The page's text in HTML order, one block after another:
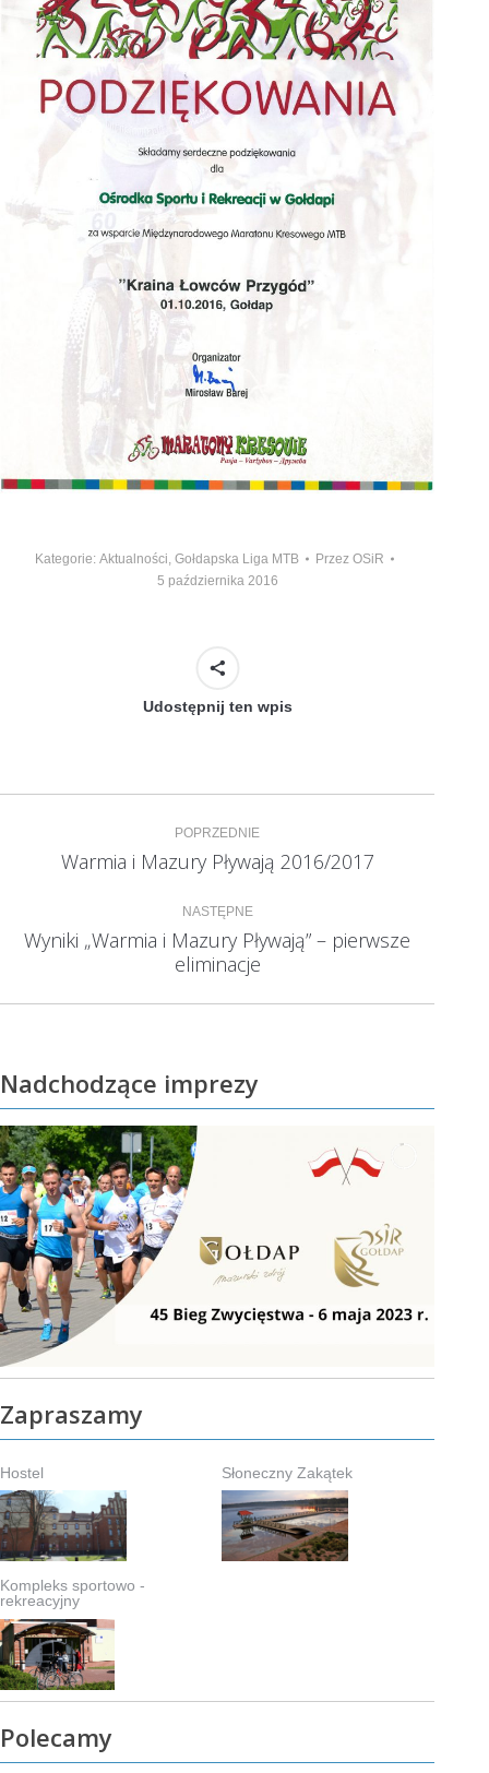
Kategorie: Aktualności Gołdapska Liga MTB Przez OSiR
5 października 2016
Udostępnij ten wpis
Nawigacja
wpisów
POPRZEDNIE
Poprzedni
wpis:
Warmia i Mazury Pływają 2016/2017
NASTĘPNE
Następny
wpis:
Wyniki „Warmia i Mazury Pływają” – pierwsze
eliminacje
Nadchodzące imprezy
Zapraszamy
Hostel Słoneczny Zakątek
Kompleks sportowo -
rekreacyjny
Polecamy